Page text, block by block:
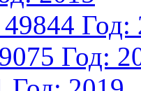
49844 Год:
Год: